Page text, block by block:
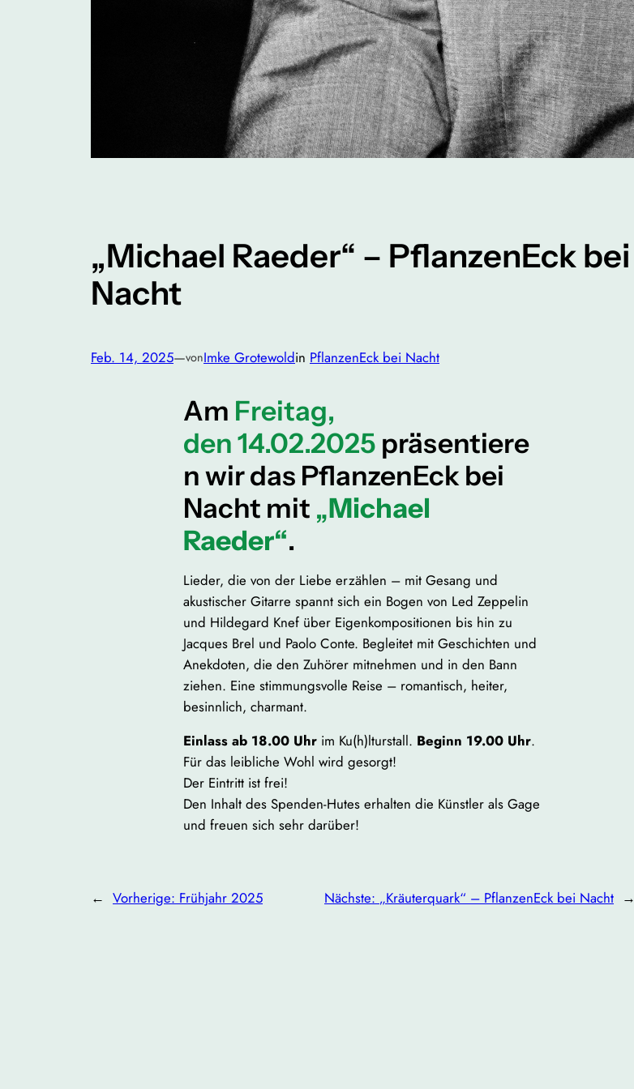
„Michael Raeder“ – PflanzenEck bei
Nacht
Feb. 14, 2025—vonImke Grotewoldin PflanzenEck bei Nacht
Am Freitag,
den 14.02.2025 präsentiere
n wir das PflanzenEck bei
Nacht mit „Michael
Raeder“.
Lieder, die von der Liebe erzählen – mit Gesang und
akustischer Gitarre spannt sich ein Bogen von Led Zeppelin
und Hildegard Knef über Eigenkompositionen bis hin zu
Jacques Brel und Paolo Conte. Begleitet mit Geschichten und
Anekdoten, die den Zuhörer mitnehmen und in den Bann
ziehen. Eine stimmungsvolle Reise – romantisch, heiter,
besinnlich, charmant.
Einlass ab 18.00 Uhr im Ku(h)lturstall. Beginn 19.00 Uhr.
Für das leibliche Wohl wird gesorgt!
Der Eintritt ist frei!
Den Inhalt des Spenden-Hutes erhalten die Künstler als Gage
und freuen sich sehr darüber!
← Vorherige: Frühjahr 2025 Nächste: „Kräuterquark“ – PflanzenEck bei Nacht →